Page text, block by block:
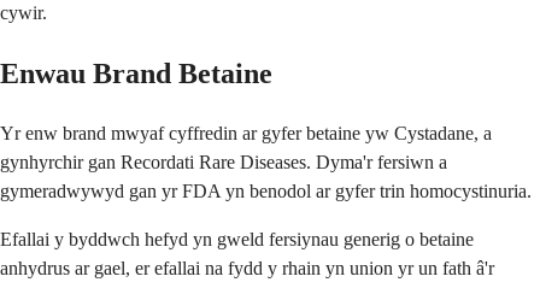
cywir.
Enwau Brand Betaine
Yr enw brand mwyaf cyffredin ar gyfer betaine yw Cystadane, a
gynhyrchir gan Recordati Rare Diseases. Dyma'r fersiwn a
gymeradwywyd gan yr FDA yn benodol ar gyfer trin homocystinuria.
Efallai y byddwch hefyd yn gweld fersiynau generig o betaine
anhydrus ar gael, er efallai na fydd y rhain yn union yr un fath â'r